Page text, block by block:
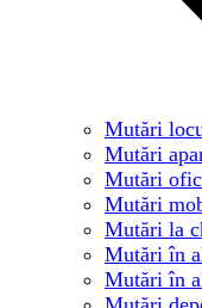
Mutări
Mutări
Mutări
Mutări
Mutări la
Mutări în
Mutări în